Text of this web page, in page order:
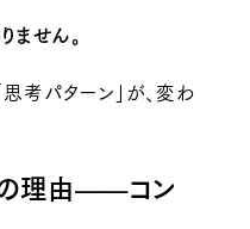
せん。
考パターン」が、変わ
理由——コン